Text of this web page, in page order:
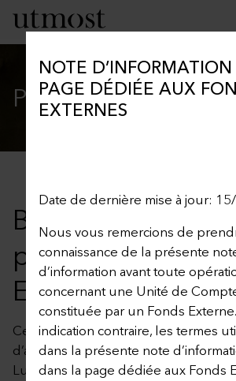
NOTE D’INFORMATION
PAGE DÉDIÉE AUX
EXTERNES
Date de dernière mise à jour:
Nous vous remercions de
connaissance de la présente
d’information avant toute
concernant une Unité de
constituée par un Fonds
indication contraire, les termes
dans la présente note
dans la page dédiée aux Fonds
Private Client
Bienvenue sur
page dédiée aux
Externes
Cette page fournit des informations
d’assurance-vie individuel « Private
Luxembourg.